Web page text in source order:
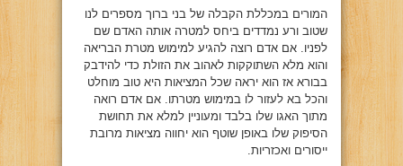
המורים במכללת הקבלה של בני ברוך מספרים לנו
שטוב ורע נמדדים ביחס למטרה אותה האדם שם
לפניו. אם אדם רוצה להגיע למימוש מטרת הבריאה
והוא מלא השתוקקות לאהוב את הזולת כדי להידבק
בבורא אז הוא יראה שכל המציאות היא טוב מוחלט
והכל בא לעזור לו במימוש מטרתו. אם אדם רואה
מתוך האגו שלו בלבד ומעוניין למלא את תחושת
הסיפוק שלו באופן שוטף הוא יחווה מציאות מרובת
ייסורים ואכזריות.